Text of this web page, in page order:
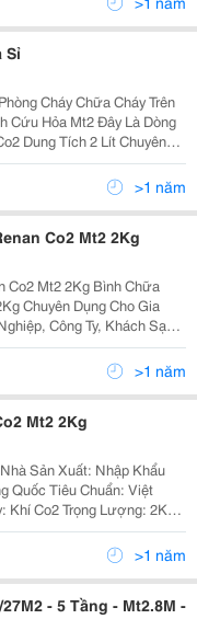
Sỉ
Cháy Chữa Cháy Trên
Dung Tích 2 Lít Chuyên
Bán Hàng ,Khu Vực Hoạt
Có Hỏa Hoạn Xảy Ra ....
>1 năm
Co2 Mt2 2Kg
2Kg Bình Chữa
Chuyên Dụng Cho Gia
Công Ty, Khách Sạn,
Chăng, Sản Phẩm Luôn...
>1 năm
Mt2 2Kg
Lỏng,Chất Khí, Chất Rắn
>1 năm
- 5 Tầng - Mt2.8M -